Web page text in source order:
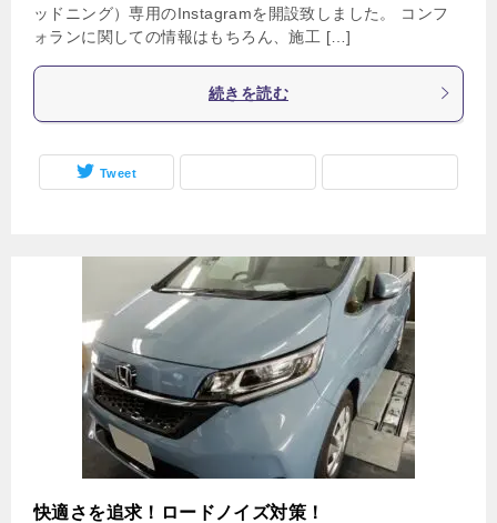
ッドニング）専用のInstagramを開設致しました。 コンフ
ォランに関しての情報はもちろん、施工 […]
続きを読む
Tweet
快適さを追求！ロードノイズ対策！